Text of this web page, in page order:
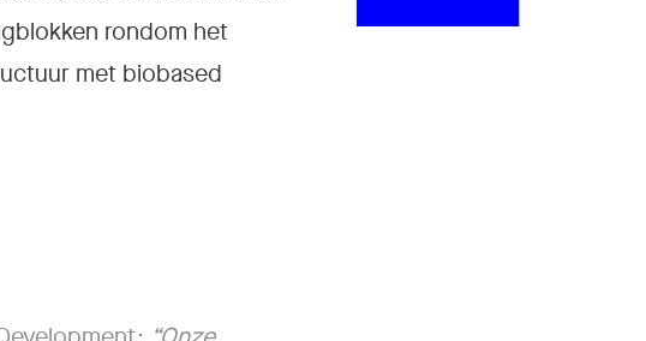
rondom het
met biobased